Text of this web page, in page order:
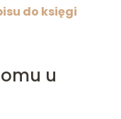
do księgi
u